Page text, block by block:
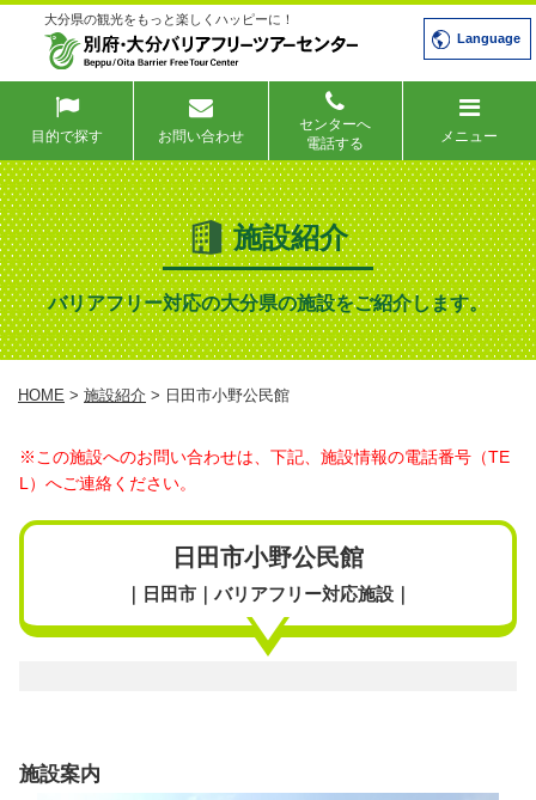
大分県の観光をもっと楽しくハッピーに！
Language
目的で探す お問い合わせ
センターへ
電話する
メニュー
施設紹介
バリアフリー対応の大分県の施設をご紹介します。
HOME > 施設紹介 > 日田市小野公民館
※この施設へのお問い合わせは、下記、施設情報の電話番号（TE
L）へご連絡ください。
日田市小野公民館
｜日田市｜バリアフリー対応施設｜
施設案内